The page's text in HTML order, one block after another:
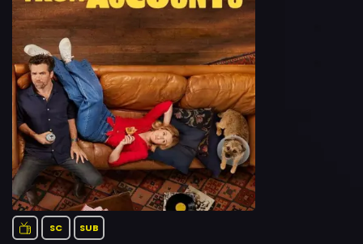
SC SUB